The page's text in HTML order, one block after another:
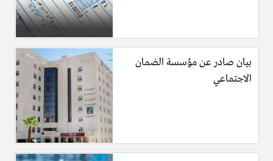
بيان صادر عن مؤسسة الضمان
الاجتماعي